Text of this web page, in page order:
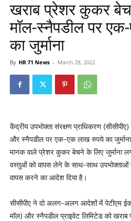
खराब प्रेशर कुकर
मॉल-स्नैपडील पर
का जुर्माना
By HR 71 News - March 28, 2022
केंद्रीय उपभोक्ता संरक्षण प्राधिकरण
और स्नैपडील पर एक-एक लाख रुपये का जुर्माना
मानक वाले प्रेशर कुकर बेचने के लिए जुर्माना
वस्तुओं को वापस लेने के साथ-साथ उपभोक्ताओं
वापस करने का आदेश दिया है।
सीसीपीए ने दो अलग-अलग आदेशों में पेटीएम
मॉल) और स्नैपडील प्राइवेट लिमिटेड को